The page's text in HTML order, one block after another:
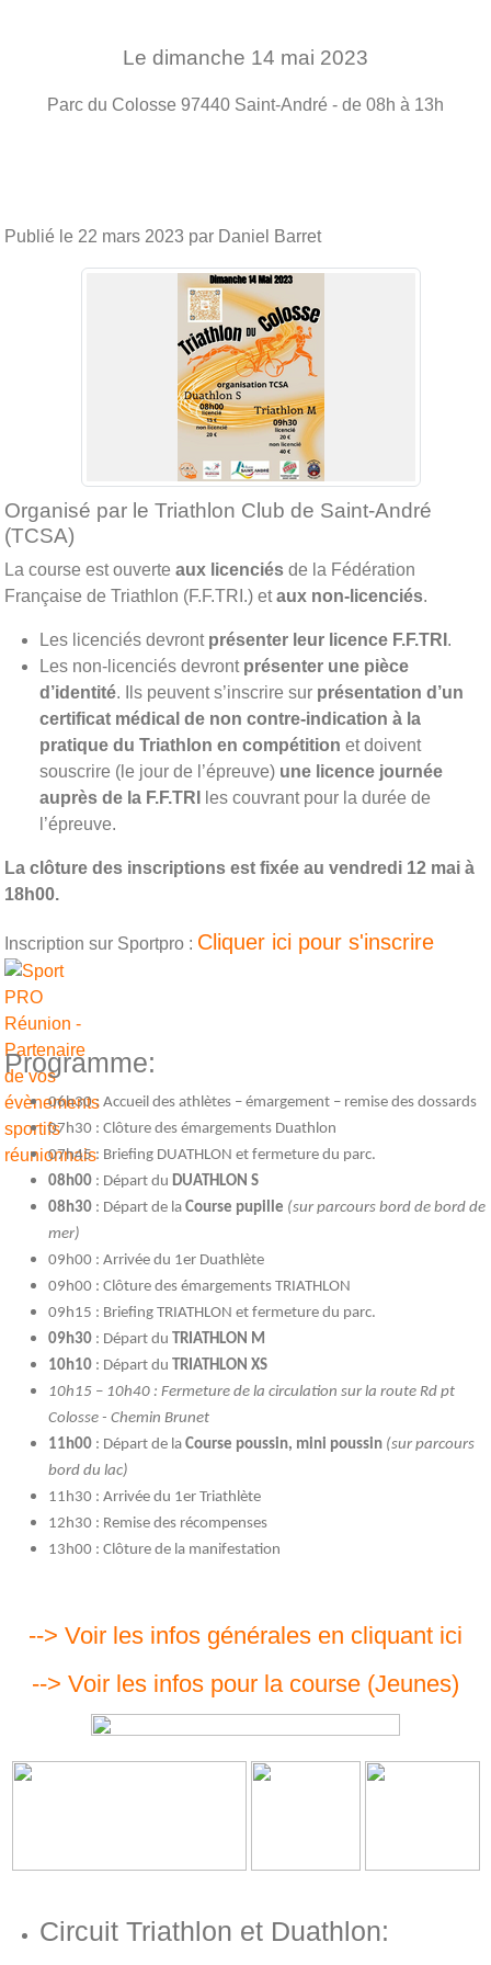
Le dimanche 14 mai 2023
Parc du Colosse 97440 Saint-André - de 08h à 13h
Publié le 22 mars 2023 par Daniel Barret
Organisé par le Triathlon Club de Saint-André
(TCSA)
La course est ouverte aux licenciés de la Fédération
Française de Triathlon (F.F.TRI.) etaux non-licenciés.
Les licenciés devrontprésenter leur licence F.F.TRI .
Les non-licenciés devront présenter une pièce
d’identité. Ils peuvent s’inscrire sur présentation d’un
certificat médical de non contre-indication à la
pratique du Triathlon en compétition et doivent
souscrire (le jour de l’épreuve) une licence journée
auprès de la F.F.TRI
les couvrant pour la durée de
l’épreuve.
La clôture des inscriptions est fixée au vendredi 12 mai à
18h00.
Inscription sur Sportpro : Cliquer ici pour s'inscrire
Programme:
06h30 : Accueil des athlètes – émargement – remise des dossards
07h30 : Clôture des émargements Duathlon
07h45 : Briefing DUATHLON et fermeture du parc.
08h00 : Départ du DUATHLON S
08h30 : Départ de la Course pupille (sur parcours bord de bord de
mer)
09h00 : Arrivée du 1er Duathlète
09h00 : Clôture des émargements TRIATHLON
09h15 : Briefing TRIATHLON et fermeture du parc.
09h30 : Départ du TRIATHLON M
10h10 : Départ du TRIATHLON XS
10h15 – 10h40 : Fermeture de la circulation sur la route Rd pt
Colosse - Chemin Brunet
11h00 : Départ de la Course poussin, mini poussin (sur parcours
bord du lac)
11h30 : Arrivée du 1er Triathlète
12h30 : Remise des récompenses
13h00 : Clôture de la manifestation
--> Voir les infos générales en cliquant ici
--> Voir les infos pour la course (Jeunes)
Circuit Triathlon et Duathlon: